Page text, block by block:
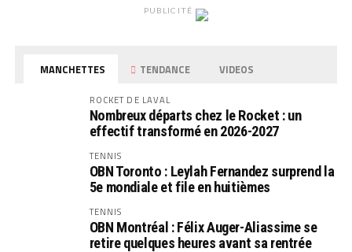
PUBLICITÉ
MANCHETTES TENDANCE VIDEOS
ROCKET DE LAVAL
Nombreux départs chez le Rocket : un
effectif transformé en 2026-2027
TENNIS
OBN Toronto : Leylah Fernandez surprend la
5e mondiale et file en huitièmes
TENNIS
OBN Montréal : Félix Auger-Aliassime se
retire quelques heures avant sa rentrée